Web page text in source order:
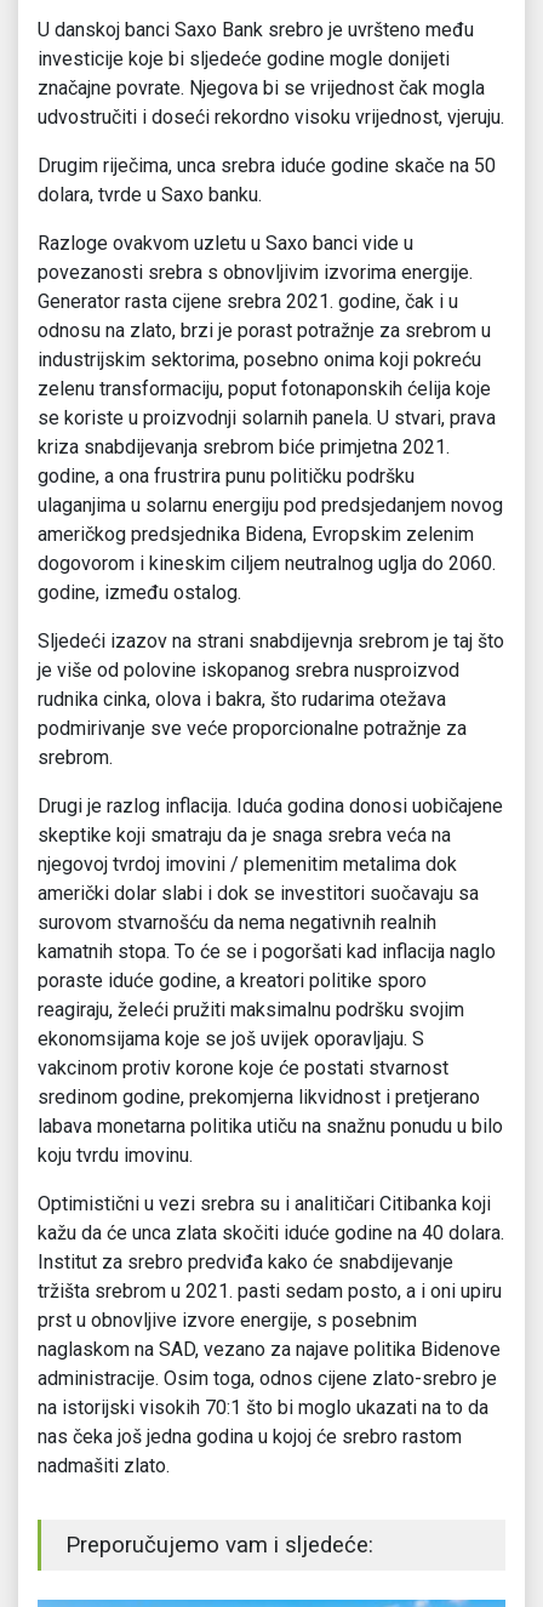
U danskoj banci Saxo Bank srebro je uvršteno među
investicije koje bi sljedeće godine mogle donijeti
značajne povrate. Njegova bi se vrijednost čak mogla
udvostručiti i doseći rekordno visoku vrijednost, vjeruju.
Drugim riječima, unca srebra iduće godine skače na 50
dolara, tvrde u Saxo banku.
Razloge ovakvom uzletu u Saxo banci vide u
povezanosti srebra s obnovljivim izvorima energije.
Generator rasta cijene srebra 2021. godine, čak i u
odnosu na zlato, brzi je porast potražnje za srebrom u
industrijskim sektorima, posebno onima koji pokreću
zelenu transformaciju, poput fotonaponskih ćelija koje
se koriste u proizvodnji solarnih panela. U stvari, prava
kriza snabdijevanja srebrom biće primjetna 2021.
godine, a ona frustrira punu političku podršku
ulaganjima u solarnu energiju pod predsjedanjem novog
američkog predsjednika Bidena, Evropskim zelenim
dogovorom i kineskim ciljem neutralnog uglja do 2060.
godine, između ostalog.
Sljedeći izazov na strani snabdijevnja srebrom je taj što
je više od polovine iskopanog srebra nusproizvod
rudnika cinka, olova i bakra, što rudarima otežava
podmirivanje sve veće proporcionalne potražnje za
srebrom.
Drugi je razlog inflacija. Iduća godina donosi uobičajene
skeptike koji smatraju da je snaga srebra veća na
njegovoj tvrdoj imovini / plemenitim metalima dok
američki dolar slabi i dok se investitori suočavaju sa
surovom stvarnošću da nema negativnih realnih
kamatnih stopa. To će se i pogoršati kad inflacija naglo
poraste iduće godine, a kreatori politike sporo
reagiraju, želeći pružiti maksimalnu podršku svojim
ekonomsijama koje se još uvijek oporavljaju. S
vakcinom protiv korone koje će postati stvarnost
sredinom godine, prekomjerna likvidnost i pretjerano
labava monetarna politika utiču na snažnu ponudu u bilo
koju tvrdu imovinu.
Optimistični u vezi srebra su i analitičari Citibanka koji
kažu da će unca zlata skočiti iduće godine na 40 dolara.
Institut za srebro predviđa kako će snabdijevanje
tržišta srebrom u 2021. pasti sedam posto, a i oni upiru
prst u obnovljive izvore energije, s posebnim
naglaskom na SAD, vezano za najave politika Bidenove
administracije. Osim toga, odnos cijene zlato-srebro je
na istorijski visokih 70:1 što bi moglo ukazati na to da
nas čeka još jedna godina u kojoj će srebro rastom
nadmašiti zlato.
Preporučujemo vam i sljedeće: